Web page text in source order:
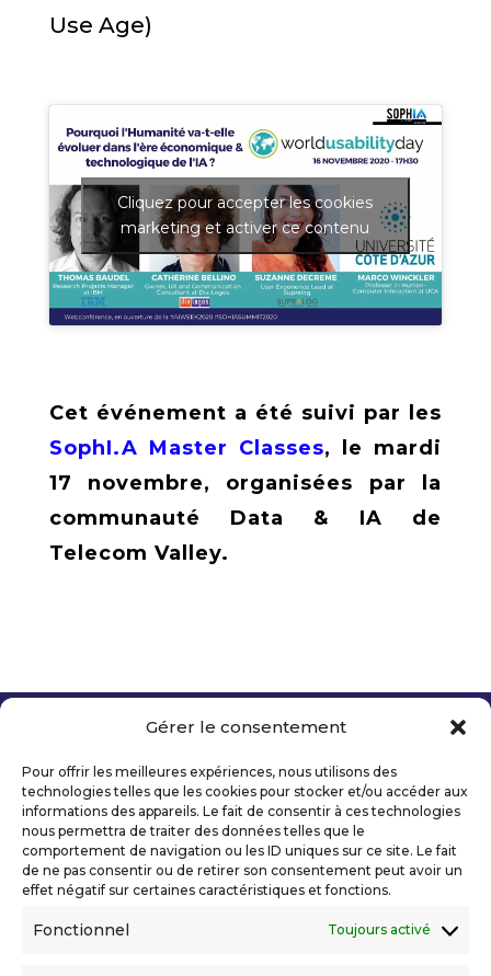
Gérer le consentement
Pour offrir les meilleures expériences, nous utilisons des
technologies telles que les cookies pour stocker et/ou accéder aux
informations des appareils. Le fait de consentir à ces technologies
nous permettra de traiter des données telles que le
comportement de navigation ou les ID uniques sur ce site. Le fait
de ne pas consentir ou de retirer son consentement peut avoir un
effet négatif sur certaines caractéristiques et fonctions.
Fonctionnel Toujours activé
Use Age)
Cliquez pour accepter les cookies
marketing et activer ce contenu
Cet événement a été suivi par les
SophI.A Master Classes, le mardi
17 novembre, organisées par la
communauté Data & IA de
Telecom Valley.
Mentions légales
Politique de confidentialité
Déclaration d’accessibilité numérique
Ils nous soutiennent